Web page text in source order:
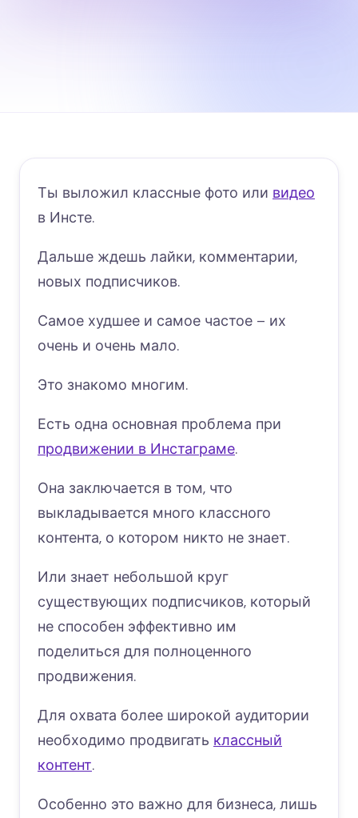
Ты выложил классные фото или видео
в Инсте.
Дальше ждешь лайки, комментарии,
новых подписчиков.
Самое худшее и самое частое – их
очень и очень мало.
Это знакомо многим.
Есть одна основная проблема при
продвижении в Инстаграме.
Она заключается в том, что
выкладывается много классного
контента, о котором никто не знает.
Или знает небольшой круг
существующих подписчиков, который
не способен эффективно им
поделиться для полноценного
продвижения.
Для охвата более широкой аудитории
необходимо продвигать классный
контент.
Особенно это важно для бизнеса, лишь